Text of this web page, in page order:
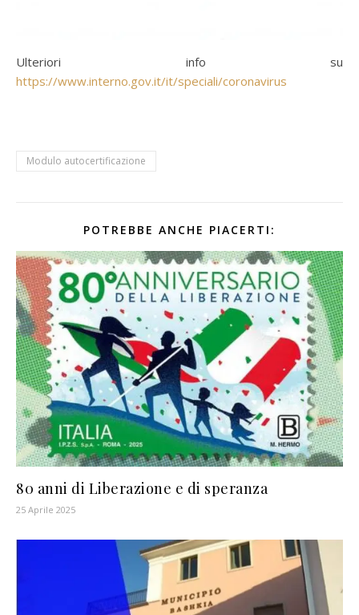
Ulteriori info su
https://www.interno.gov.it/it/speciali/coronavirus
Modulo autocertificazione
POTREBBE ANCHE PIACERTI:
80 anni di Liberazione e di speranza
25 Aprile 2025